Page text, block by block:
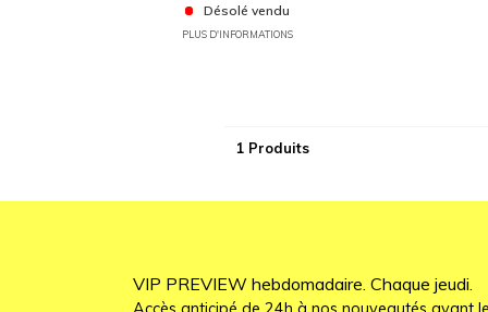
Désolé vendu
PLUS D'INFORMATIONS
1 Produits
VIP PREVIEW hebdomadaire. Chaque jeudi.